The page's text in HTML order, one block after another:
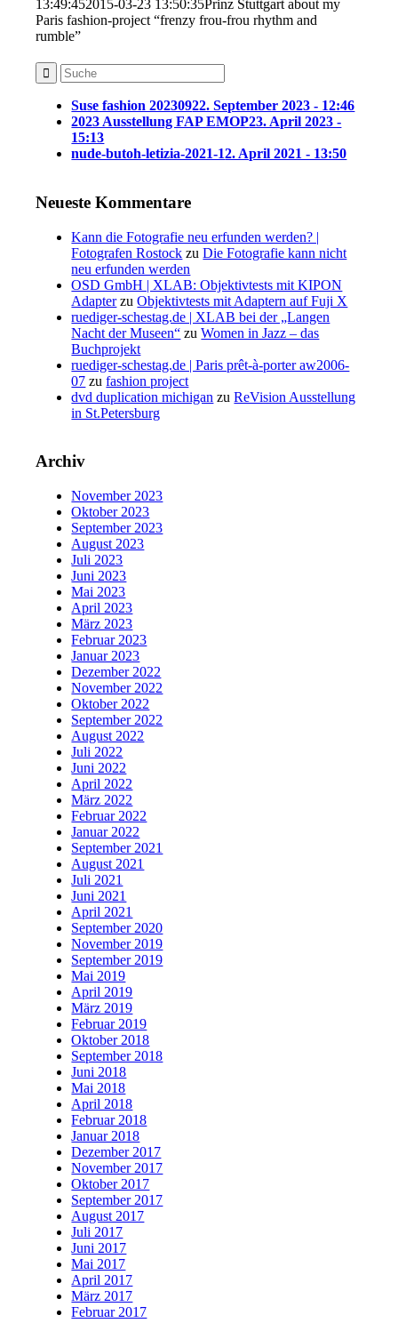
13:49:452015-03-23 13:50:35Prinz Stuttgart about my
Paris fashion-project “frenzy frou-frou rhythm and
rumble”
Suse fashion 20230922. September 2023 - 12:46
2023 Ausstellung FAP EMOP23. April 2023 -
15:13
nude-butoh-letizia-2021-12. April 2021 - 13:50
Neueste Kommentare
Kann die Fotografie neu erfunden werden? |
Fotografen Rostock zuDie Fotografie kann nicht
neu erfunden werden
OSD GmbH | XLAB: Objektivtests mit KIPON
AdapterzuObjektivtests mit Adaptern auf Fuji X
ruediger-schestag.de | XLAB bei der „Langen
Nacht der Museen“ zuWomen in Jazz – das
Buchprojekt
ruediger-schestag.de | Paris prêt-à-porter aw2006-
07 zufashion project
dvd duplication michigan zuReVision Ausstellung
in St.Petersburg
Archiv
November 2023
Oktober 2023
September 2023
August 2023
Juli 2023
Juni 2023
Mai 2023
April 2023
März 2023
Februar 2023
Januar 2023
Dezember 2022
November 2022
Oktober 2022
September 2022
August 2022
Juli 2022
Juni 2022
April 2022
März 2022
Februar 2022
Januar 2022
September 2021
August 2021
Juli 2021
Juni 2021
April 2021
September 2020
November 2019
September 2019
Mai 2019
April 2019
März 2019
Februar 2019
Oktober 2018
September 2018
Juni 2018
Mai 2018
April 2018
Februar 2018
Januar 2018
Dezember 2017
November 2017
Oktober 2017
September 2017
August 2017
Juli 2017
Juni 2017
Mai 2017
April 2017
März 2017
Februar 2017